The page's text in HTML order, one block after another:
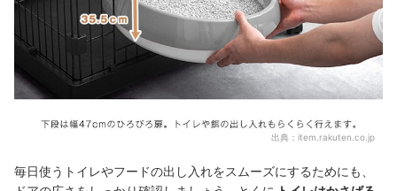
出典： item.rakuten.co.jp
毎日使うトイレやフードの出し入れをスムーズにするためにも、